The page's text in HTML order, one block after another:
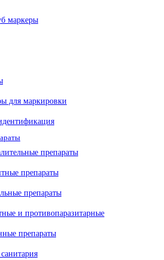
маркеры
для маркировки
препараты
препараты
препараты
и противопаразитарные
препараты